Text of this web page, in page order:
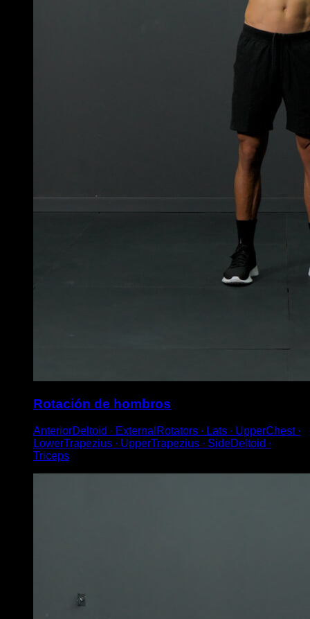
Rotación de hombros
AnteriorDeltoid ∙ ExternalRotators ∙ Lats ∙ UpperChest ∙
LowerTrapezius ∙ UpperTrapezius ∙ SideDeltoid ∙
Triceps